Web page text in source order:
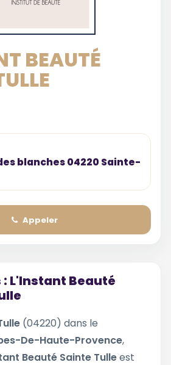
BEAUTÉ
blanches 04220 Sainte-
Appeler
: L'Instant Beauté
(04220) dans le
De-Haute-Provence,
Beauté Sainte Tulleest